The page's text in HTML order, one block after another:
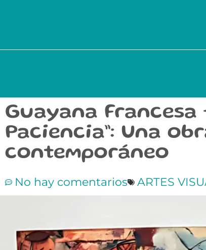
Guayana Francesa
Paciencia”: Una
contemporáneo
No hay comentarios ARTES